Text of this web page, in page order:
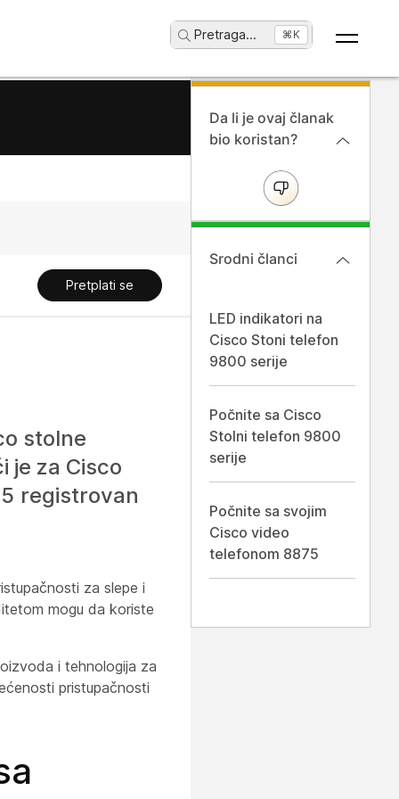
Pretraga... ⌘K
Pretplati se
stolne
je za Cisco
registrovan
za slepe i
mogu da koriste
i tehnologija za
pristupačnosti
Da li je ovaj članak
bio koristan?
Srodni članci
LED indikatori na
Cisco Stoni telefon
9800 serije
Počnite sa Cisco
Stolni telefon 9800
serije
Počnite sa svojim
Cisco video
telefonom 8875